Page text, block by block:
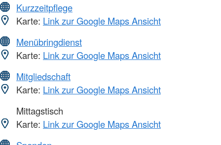
Kurzzeitpflege
Karte: Link zur Google Maps Ansicht
Menübringdienst
Karte: Link zur Google Maps Ansicht
Mitgliedschaft
Karte: Link zur Google Maps Ansicht
Mittagstisch
Karte: Link zur Google Maps Ansicht